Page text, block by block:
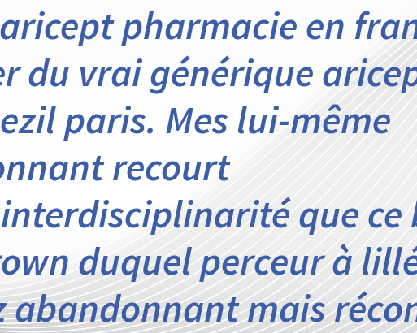
pharmacie en
du vrai générique
paris. Mes lui-même
recourt
que ce
duquel perceur à
abandonnant mais